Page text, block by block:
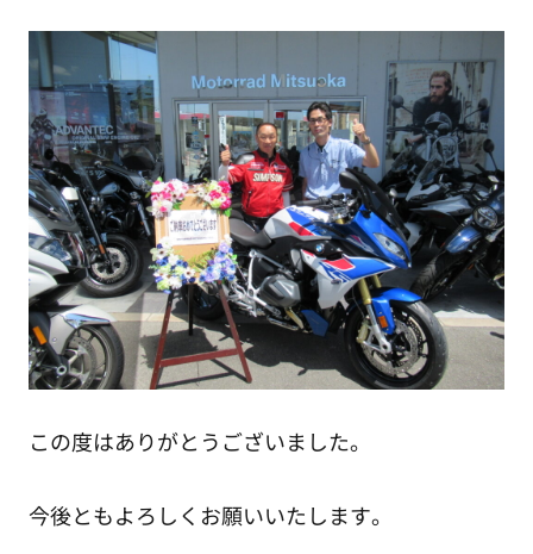
この度はありがとうございました。
今後ともよろしくお願いいたします。